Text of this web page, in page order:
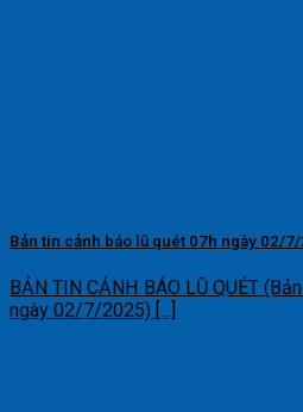
Bản tin cảnh báo lũ quét 07h ngày 02/
BẢN TIN CẢNH BÁO LŨ QUÉT
ngày 02/7/2025) [...]